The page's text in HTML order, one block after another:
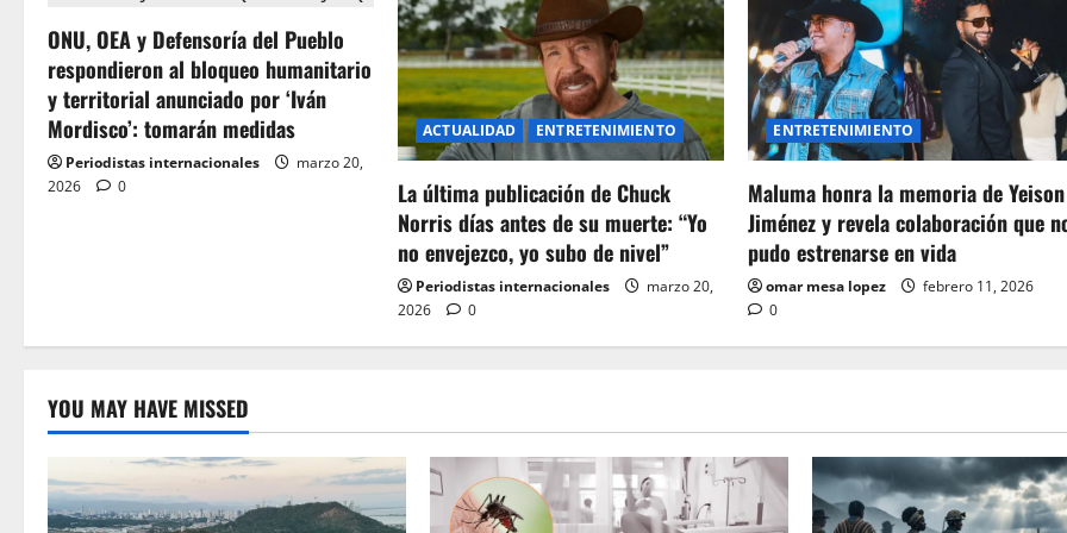
ONU, OEA y Defensoría del Pueblo
respondieron al bloqueo humanitario
y territorial anunciado por ‘Iván
Mordisco’: tomarán medidas
Periodistas internacionales
marzo 20,
2026
0
ACTUALIDAD ENTRETENIMIENTO
La última publicación de Chuck
Norris días antes de su muerte: “Yo
no envejezco, yo subo de nivel”
Periodistas internacionales
marzo 20,
2026
0
ENTRETENIMIENTO
Maluma honra la memoria de Yeison
Jiménez y revela colaboración que
pudo estrenarse en vida
omar mesa lopez
febrero 11, 2026
0
YOU MAY HAVE MISSED